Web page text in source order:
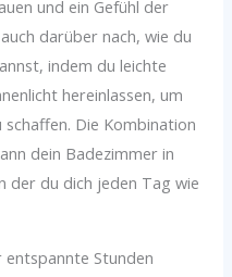
und ein Gefühl der
darüber nach, wie du
indem du leichte
hereinlassen, um
Die Kombination
dein Badezimmer in
der du dich jeden Tag wie
Stunden